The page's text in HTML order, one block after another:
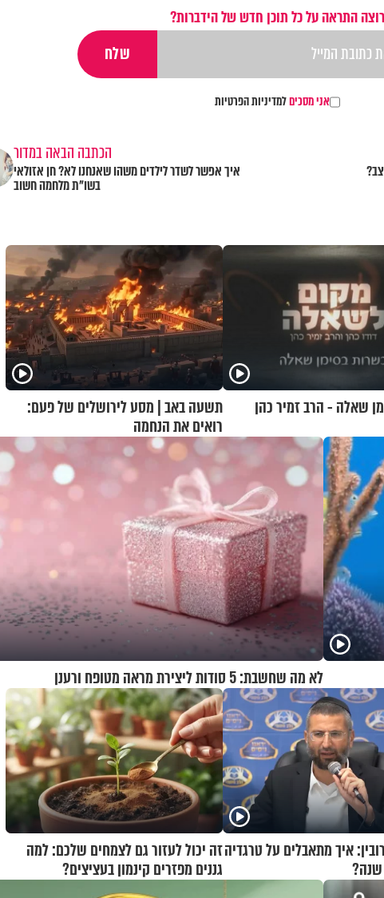
רוצה התראה על כל תוכן חדש של הידברות?
אני מסכיםלמדיניות הפרטיות
הכתבה הבאה במדור
איך אפשר לשדר לילדים משהו שאנחנו לא? חן אזולאי
בשו"ת מלחמה חשוב
שאלה - הרב זמיר כהן
תשעה באב | מסע לירושלים של פעם:
רואים את הנחמה
לא מה שחשבת: 5 סודות ליצירת מראה מטופח ורענן
איך מתאבלים על טרגדיה
שנה?
זה יכול לעזור גם לצמחים שלכם: למה
גננים מפזרים קינמון בעציצים?